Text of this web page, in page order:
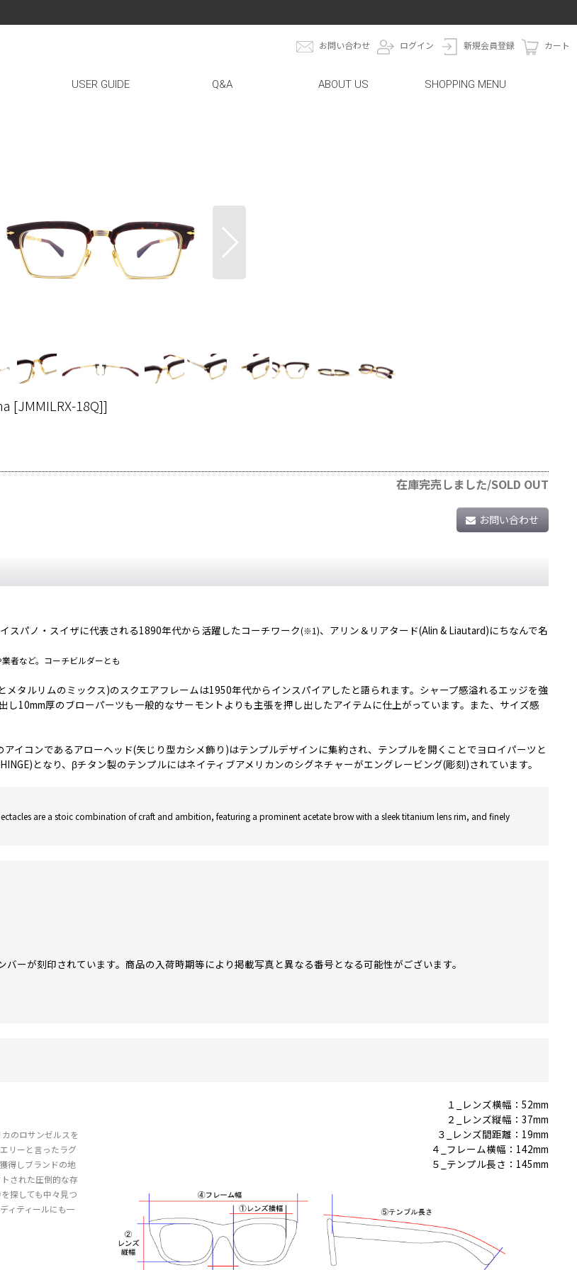
お問い合わせ ログイン 新規会員登録 カート
USER GUIDE Q&A ABOUT US SHOPPING MENU
[JMMILRX-18Q]]
在庫完売しました/SOLD OUT
お問い合わせ
スパノ・スイザに代表される1890年代から活躍したコーチワーク(※1)、アリン＆リアタード(Alin & Liautard)にちなんで名
者など。コーチビルダーとも
タルリムのミックス)のスクエアフレームは1950年代からインスパイアしたと語られます。シャープ感溢れるエッジを強
10mm厚のブローパーツも一般的なサーモントよりも主張を押し出したアイテムに仕上がっています。また、サイズ感
イコンであるアローヘッド(矢じり型カシメ飾り)はテンプルデザインに集約され、テンプルを開くことでヨロイパーツと
となり、βチタン製のテンプルにはネイティブアメリカンのシグネチャーがエングレービング(彫刻)されています。
titanium lens rim, and finely
ーが刻印されています。商品の入荷時期等により掲載写真と異なる番号となる可能性がございます。
１_レンズ横幅：52mm
２_レンズ縦幅：37mm
３_レンズ間距離：19mm
４_フレーム横幅：142mm
５_テンプル長さ：145mm
のロサンゼルスを
リーと言ったラグ
得しブランドの地
された圧倒的な存
探しても中々見つ
ィティールにも一